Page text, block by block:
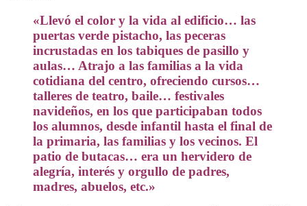
«Llevó el color y la vida al edificio… las
puertas verde pistacho, las peceras
incrustadas en los tabiques de pasillo y
aulas… Atrajo a las familias a la vida
cotidiana del centro, ofreciendo cursos…
talleres de teatro, baile… festivales
navideños, en los que participaban todos
los alumnos, desde infantil hasta el final de
la primaria, las familias y los vecinos. El
patio de butacas… era un hervidero de
alegría, interés y orgullo de padres,
madres, abuelos, etc.»